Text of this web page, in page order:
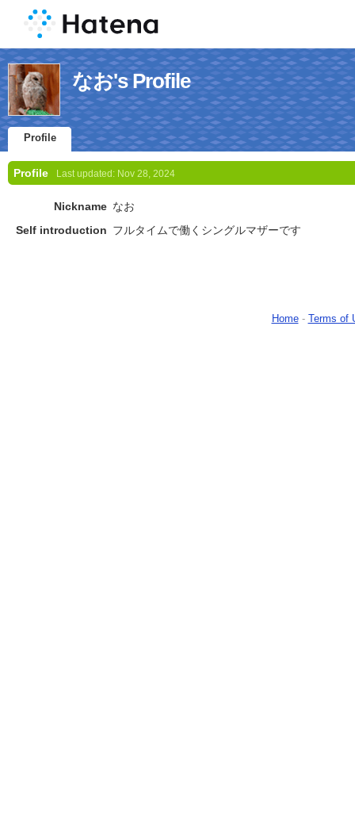
なお's Profile
Profile
Profile Last updated: Nov 28, 2024
Nickname なお
Self introduction フルタイムで働くシングルマザーです
Home- Terms of